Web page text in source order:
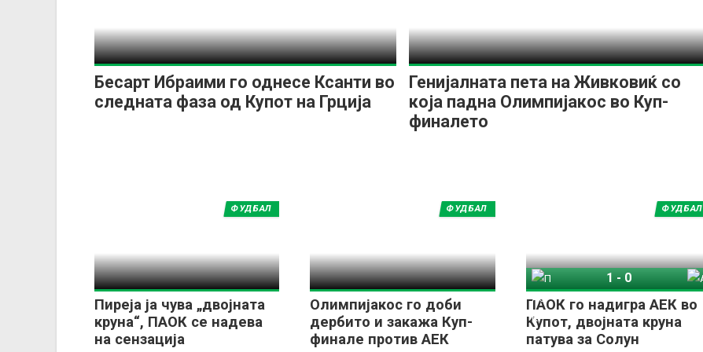
Бесарт Ибраими го однесе Ксанти во
следната фаза од Купот на Грција
Генијалната пета на Живковиќ со
која падна Олимпијакос во Куп-
финалето
Пиреја ја чува „двојната
круна“, ПАОК се надева
на сензација
ФУДБАЛ
Олимпијакос го доби
дербито и закажа Куп-
финале против АЕК
ФУДБАЛ
ПАОК го надигра АЕК во
Купот, двојната круна
патува за Солун
ФУДБАЛ
1-0